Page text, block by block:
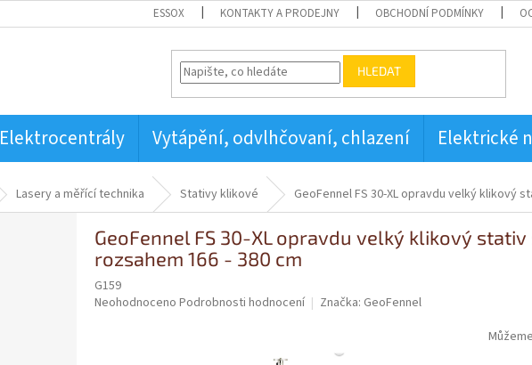
ESSOX KONTAKTY A PRODEJNY OBCHODNÍ PODMÍNKY
HLEDAT
Elektrocentrály Vytápění, odvlhčovaní, chlazení Elektrické
Lasery a měřící technika Stativy klikové GeoFennel FS 30-XL opravdu velký klikový
GeoFennel FS 30-XL opravdu velký klikový
rozsahem 166 - 380 cm
G159
Průměrné
Neohodnoceno Podrobnosti hodnocení Značka: GeoFennel